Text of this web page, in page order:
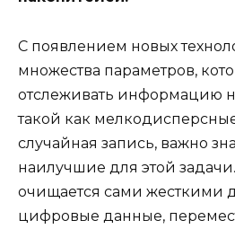
С появлением новых
множества параметров,
отслеживать информацию
такой как
случайная запись, важно
наилучшие для этой
очищается сами жесткими
цифровые данные,